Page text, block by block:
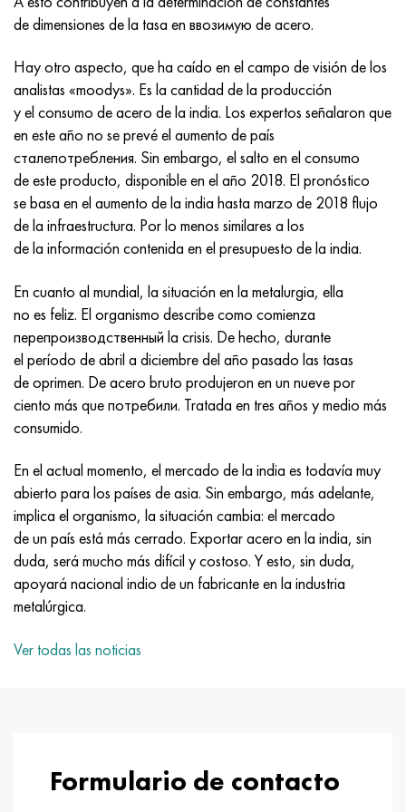
de dimensiones de la tasa en ввозимую de acero.
Hay otro aspecto, que ha caído en el campo de visión de los
analistas «moodys». Es la cantidad de la producción
y el consumo de acero de la india. Los expertos señalaron que
en este año no se prevé el aumento de país
сталепотребления. Sin embargo, el salto en el consumo
de este producto, disponible en el año 2018. El pronóstico
se basa en el aumento de la india hasta marzo de 2018 flujo
de la infraestructura. Por lo menos similares a los
de la información contenida en el presupuesto de la india.
En cuanto al mundial, la situación en la metalurgia, ella
no es feliz. El organismo describe como comienza
перепроизводственный la crisis. De hecho, durante
el período de abril a diciembre del año pasado las tasas
de oprimen. De acero bruto produjeron en un nueve por
ciento más que потребили. Tratada en tres años y medio más
consumido.
En el actual momento, el mercado de la india es todavía muy
abierto para los países de asia. Sin embargo, más adelante,
implica el organismo, la situación cambia: el mercado
de un país está más cerrado. Exportar acero en la india, sin
duda, será mucho más difícil y costoso. Y esto, sin duda,
apoyará nacional indio de un fabricante en la industria
metalúrgica.
Ver todas las noticias
Formulario de contacto
Incotherm
Jette M152
Cobalto 6B
maraging 250
René 41
Maraging 350
MP35N
MP159
multimetro n155
Nicrofer 5923 hMo
Nicrofer 6030
Nitronik 40
Nitronik 50
Nimonic 80a
47ND
49KF
49K2F, 49K2FA-VI
Aleación 50N
Aleación 50NP
Aleación 52N
52K12F
56DGNH
68NKhVKTYu
79NM, Lupa 7904
80NM
80NMV-VI
80NHS
termobimetales
HN62VMYUT
HN63MB
XN65VM
KhN65VMTYu
KhN67MVTYu
KhN68VMTYUK-vd
KhN70VMTYu
HN73MBTYu
XN70YU
HN75MBTYu
XN75TBYu
XN77TYu
XN77TYUR
N65M, EP982
VT-35
PT-3V
PT-7M
2B
SPT-2 sv
3M
TL3
5B
TL5
A LAS 6
TS-6
14 titanio
SP-17
1.4466 - AISI 310MoLn
15-7Ph® - 1.4532
PH 13-8 meses - 1.4534
1.4542 - 17-4Ph®
Custom 455® - 1.4543 - uns s45500
1.4548 - 17-4Ph®
1.4550 - AISI 347
1.4567 - AISI 304Cu
1.4570-aisi303Cu
1.4574 - Aleación PH 15-7 Mo®
1.4580 - AISI 316Cb
1.4597 - AISI 204Cu
Aleación 28 - 1.4563
Aleación 926 - 1.4529
10X17H13M3T
11X11N2V2MF
12Х18Н9Т
13X11N2V2MF
15x11mf
15Х12Н2MVFAB
15X16K5N2MVFAB
15X16H2AM
18X11MNFB
18X12VMBFR
20X12VNMF
20Х3FMI
21NKMT
40Х9С2
2,0872, CuNi10Fe1Mn, Cw352h
CW301G, C64200
bronce de silicio
C65500, CuAl11Fe3
C65620, CuSi3Fe2Zn3
Bronce estaño-plomo
c92200, CuSn6Zn4Pb2
latón rojo
C83600, CuSn5ZnPb
45G2, 45g2, AISI 1144
10g2, 10g2, AISI 1513
12X2H4A, 15NiCr13, 1.5752
AC14, 11SMnPb30
20G, 20mn5
20HM, 24CrMo5, 20hm
25KhGM, 20CrMo5, 1.7264
30X, AISI 5130, 30h
30hgs, 30hgs
30hgsa, 30hgsa
30hgsn2a, 30hgsna
30xn2ma, 30CrNiMo8
30хн3а, 31nicr14
35hgsa, 35hgsa
Р6М5, 1.3343, hs6-5-2, sw7m
R6M5F3, 1.3344, hs6-5-3
9М4К8,1.3207
R12F3, 1.3318, sw12
P18, 1,3355, hs18-0-1, sw18
10,1.1645, C105W1
11G12, 110G13L, X120Mn12